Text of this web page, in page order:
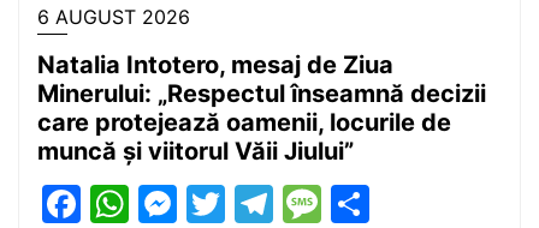
6 AUGUST 2026
Natalia Intotero, mesaj de Ziua
Minerului: „Respectul înseamnă decizii
care protejează oamenii, locurile de
muncă și viitorul Văii Jiului”
Facebook
WhatsApp
Messenger
Twitter
Telegram
Message